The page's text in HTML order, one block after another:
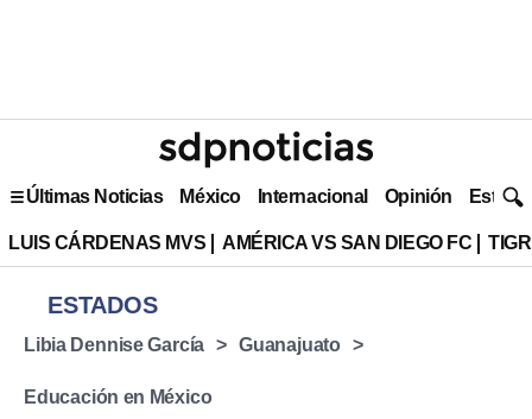
Últimas Noticias México Internacional Opinión Estilo
LUIS CÁRDENAS MVS AMÉRICA VS SAN DIEGO FC
ESTADOS
Libia Dennise García Guanajuato
Educación en México